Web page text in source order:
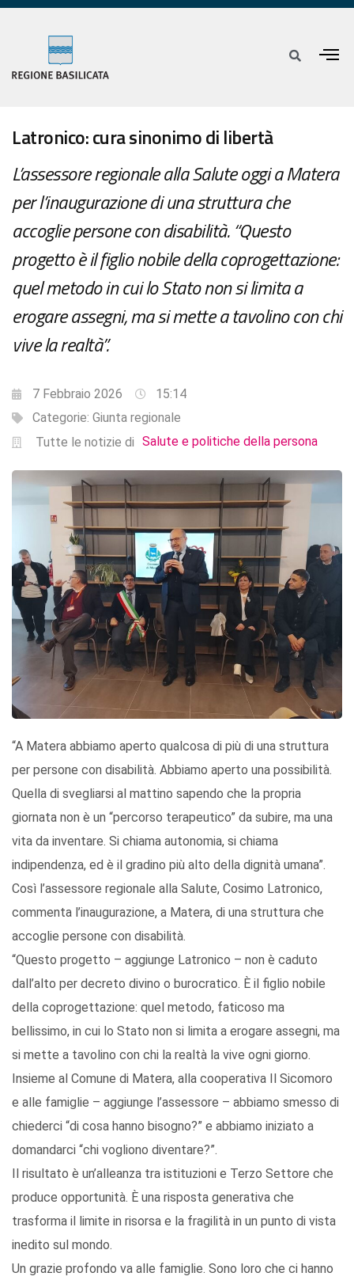
Latronico: cura sinonimo di libertà
L’assessore regionale alla Salute oggi a Matera
per l’inaugurazione di una struttura che
accoglie persone con disabilità. “Questo
progetto è il figlio nobile della coprogettazione:
quel metodo in cui lo Stato non si limita a
erogare assegni, ma si mette a tavolino con chi
vive la realtà”.
7 Febbraio 2026
15:14
Categorie: Giunta regionale
Tutte le notizie di Salute e politiche della persona
“A Matera abbiamo aperto qualcosa di più di una struttura
per persone con disabilità. Abbiamo aperto una possibilità.
Quella di svegliarsi al mattino sapendo che la propria
giornata non è un “percorso terapeutico” da subire, ma una
vita da inventare. Si chiama autonomia, si chiama
indipendenza, ed è il gradino più alto della dignità umana”.
Così l’assessore regionale alla Salute, Cosimo Latronico,
commenta l’inaugurazione, a Matera, di una struttura che
accoglie persone con disabilità.
“Questo progetto – aggiunge Latronico – non è caduto
dall’alto per decreto divino o burocratico. È il figlio nobile
della coprogettazione: quel metodo, faticoso ma
bellissimo, in cui lo Stato non si limita a erogare assegni, ma
si mette a tavolino con chi la realtà la vive ogni giorno.
Insieme al Comune di Matera, alla cooperativa Il Sicomoro
e alle famiglie – aggiunge l’assessore – abbiamo smesso di
chiederci “di cosa hanno bisogno?” e abbiamo iniziato a
domandarci “chi vogliono diventare?”.
Il risultato è un’alleanza tra istituzioni e Terzo Settore che
produce opportunità. È una risposta generativa che
trasforma il limite in risorsa e la fragilità in un punto di vista
inedito sul mondo.
Un grazie profondo va alle famiglie. Sono loro che ci hanno